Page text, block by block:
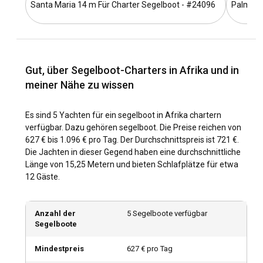
auf ein Niveau heben können, das Ihre Vorstellungskraft
übersteigt.
Wenn es um Einzigartigkeit geht, gibt es nichts Besseres als
Wasser- und Küstenschönheiten machen Afrika wirklich zu
etwas Besonderem. Begeben Sie sich auf ein Abenteuer
wie kein anderes und genießen Sie unvergessliche
Sonnenuntergänge und belebende Meeresfreuden.
Das Mieten eines Segelboots in Afrika beginnt mit der
Planung Ihrer Ankunft. Mehrere Fluggesellschaften bieten
bequeme Flüge zu großen afrikanischen Städten wie
aus können Sie die Straße oder die Fähre nutzen, um den
Santa Maria 14 m Für Charter Segelboot - #24096
Gut, über Segelboot-Charters in Afrika und in
meiner Nähe zu wissen
Es sind 5 Yachten für ein segelboot in Afrika chartern
verfügbar. Dazu gehören segelboot. Die Preise reichen von
627 € bis 1.096 € pro Tag. Der Durchschnittspreis ist 721 €.
Die Jachten in dieser Gegend haben eine durchschnittliche
Länge von 15,25 Metern und bieten Schlafplätze für etwa
12 Gäste.
Anzahl der
Segelboote
5 Segelboote verfügbar
Mindestpreis 627 € pro Tag